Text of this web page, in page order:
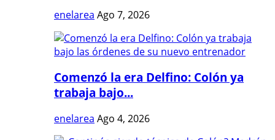
enelarea Ago 7, 2026
Comenzó la era Delfino: Colón ya
trabaja bajo...
enelarea Ago 4, 2026